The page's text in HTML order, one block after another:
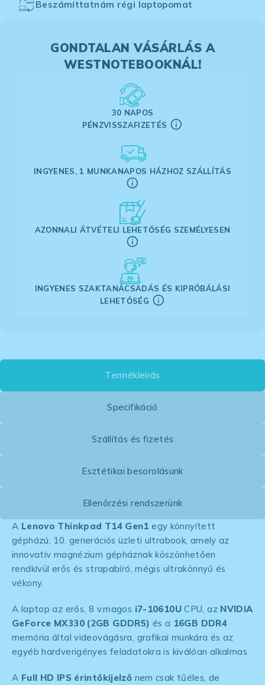
Beszámíttatnám régi laptopomat
GONDTALAN VÁSÁRLÁS A
WESTNOTEBOOKNÁL!
30 NAPOS
PÉNZVISSZAFIZETÉS
INGYENES, 1 MUNKANAPOS HÁZHOZ SZÁLLÍTÁS
AZONNALI ÁTVÉTELI LEHETŐSÉG SZEMÉLYESEN
INGYENES SZAKTANÁCSADÁS ÉS KIPRÓBÁLÁSI
LEHETŐSÉG
Termékleírás
Specifikáció
Szállítás és fizetés
Esztétikai besorolásunk
Ellenőrzési rendszerünk
A Lenovo Thinkpad T14 Gen1 egy könnyített
gépházú, 10. generációs üzleti ultrabook, amely az
innovatív magnézium gépháznak köszönhetően
rendkívül erős és strapabíró, mégis ultrakönnyű és
vékony.
A laptop az erős, 8 v.magos i7-10610UCPU, az NVIDIA
GeForce MX330 (2GB GDDR5) és a 16GB DDR4
memória által videovágásra, grafikai munkára és az
egyéb hardverigényes feladatokra is kiválóan alkalmas.
A Full HD IPS érintőkijelző nem csak tűéles, de